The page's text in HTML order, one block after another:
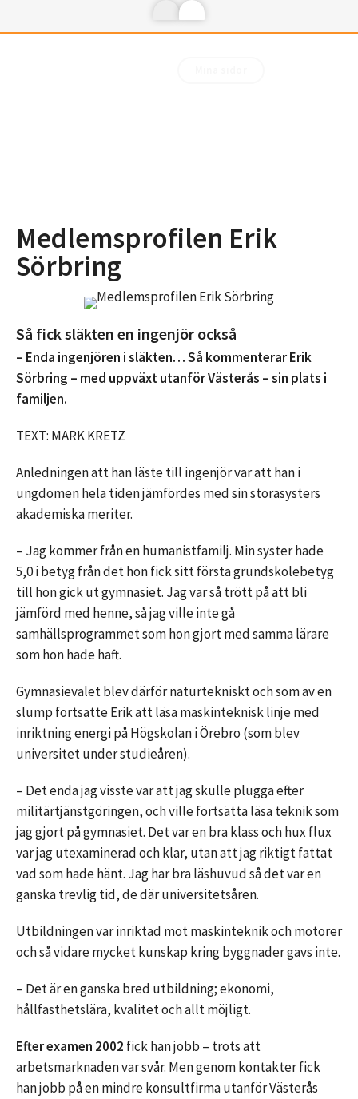
Medlemsprofilen Erik
Sörbring
Så fick släkten en ingenjör också
– Enda ingenjören i släkten… Så kommenterar Erik
Sörbring – med uppväxt utanför Västerås – sin plats i
familjen.
TEXT: MARK KRETZ
Anledningen att han läste till ingenjör var att han i
ungdomen hela tiden jämfördes med sin storasysters
akademiska meriter.
– Jag kommer från en humanistfamilj. Min syster hade
5,0 i betyg från det hon fick sitt första grundskolebetyg
till hon gick ut gymnasiet. Jag var så trött på att bli
jämförd med henne, så jag ville inte gå
samhällsprogrammet som hon gjort med samma lärare
som hon hade haft.
Gymnasievalet blev därför naturtekniskt och som av en
slump fortsatte Erik att läsa maskinteknisk linje med
inriktning energi på Högskolan i Örebro (som blev
universitet under studieåren).
– Det enda jag visste var att jag skulle plugga efter
militärtjänstgöringen, och ville fortsätta läsa teknik som
jag gjort på gymnasiet. Det var en bra klass och hux flux
var jag utexaminerad och klar, utan att jag riktigt fattat
vad som hade hänt. Jag har bra läshuvud så det var en
ganska trevlig tid, de där universitetsåren.
Utbildningen var inriktad mot maskinteknik och motorer
och så vidare mycket kunskap kring byggnader gavs inte.
– Det är en ganska bred utbildning; ekonomi,
hållfasthetslära, kvalitet och allt möjligt.
Efter examen 2002 fick han jobb – trots att
arbetsmarknaden var svår. Men genom kontakter fick
han jobb på en mindre konsultfirma utanför Västerås